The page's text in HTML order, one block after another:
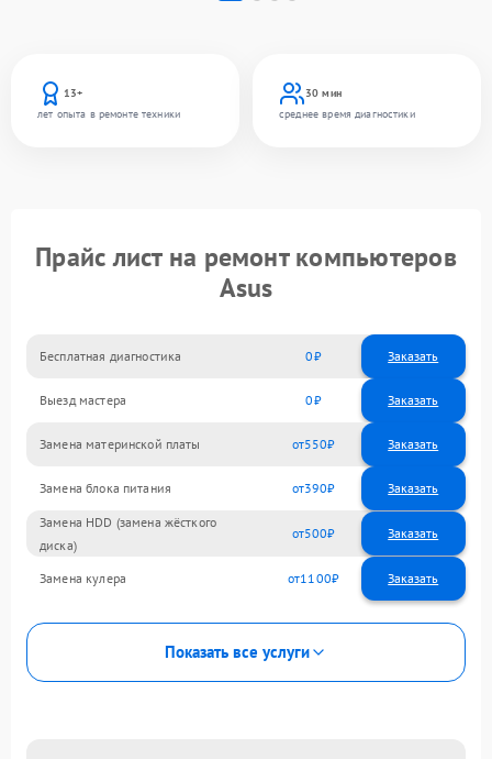
13+
лет опыта в ремонте техники
30 мин
среднее время диагностики
Прайс лист на ремонт компьютеров
Asus
Бесплатная диагностика 0 Заказать
Выезд мастера 0 Заказать
Замена материнской платы 550
Замена блока питания 390
Замена HDD (замена жёсткого
диска)
500
Замена кулера 1100
Показать все услуги